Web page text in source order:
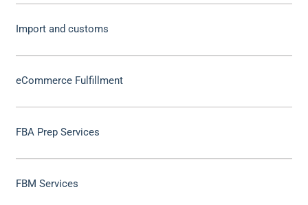
Import and customs
eCommerce Fulfillment
FBA Prep Services
FBM Services